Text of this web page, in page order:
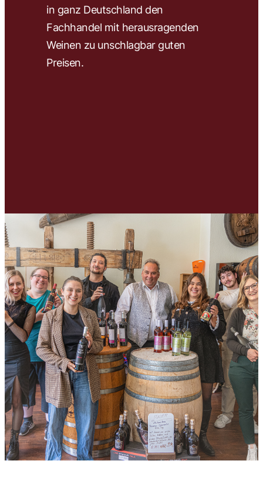
in ganz Deutschland den
Fachhandel mit herausragenden
Weinen zu unschlagbar guten
Preisen.